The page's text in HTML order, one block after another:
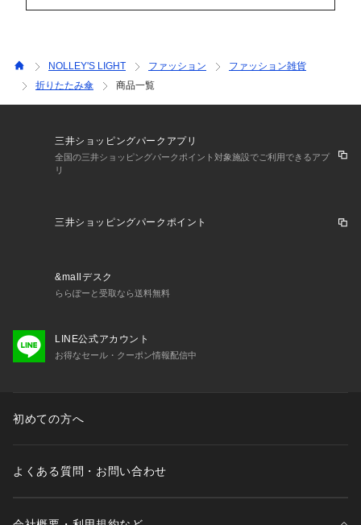
NOLLEY'S LIGHT ファッション
ファッション雑貨
折りたたみ傘
商品一覧
三井ショッピングパークアプリ
全国の三井ショッピングパークポイント対象施設でご利用できるアプ
リ
三井ショッピングパークポイント
&mallデスク
ららぽーと受取なら送料無料
LINE公式アカウント
お得なセール・クーポン情報配信中
初めての方へ
よくある質問・お問い合わせ